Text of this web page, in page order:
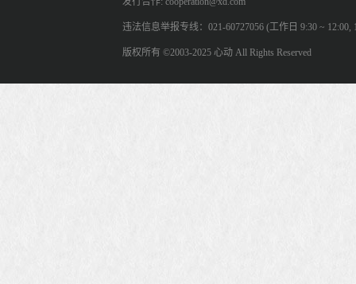
违法信息举报专线：021-60727056 (工作日 9:30 ~ 12:00,
版权所有 ©2003-2025 心动 All Rights Reserved